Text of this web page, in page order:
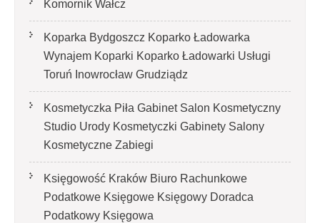
Komornik Wałcz
Koparka Bydgoszcz Koparko Ładowarka
Wynajem Koparki Koparko Ładowarki Usługi
Toruń Inowrocław Grudziądz
Kosmetyczka Piła Gabinet Salon Kosmetyczny
Studio Urody Kosmetyczki Gabinety Salony
Kosmetyczne Zabiegi
Księgowość Kraków Biuro Rachunkowe
Podatkowe Księgowe Księgowy Doradca
Podatkowy Księgowa